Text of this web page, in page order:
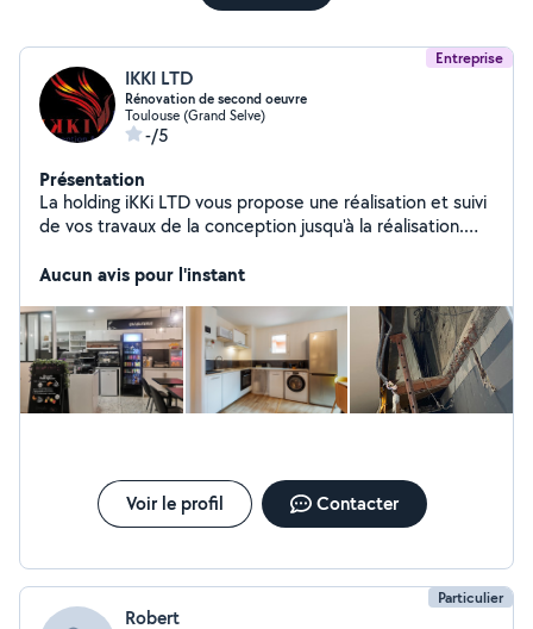
Entreprise
IKKI LTD
Rénovation de second oeuvre
Toulouse (Grand Selve)
-/5
Présentation
La holding iKKi LTD vous propose une réalisation et suivi
de vos travaux de la conception jusqu'à la réalisation.
compétents, nous saurons avec aisance vous proposer
Aucun avis pour l'instant
Voir le profil Contacter
Particulier
Robert